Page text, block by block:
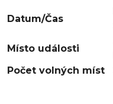
Datum/Čas
Místo události
Počet volných míst